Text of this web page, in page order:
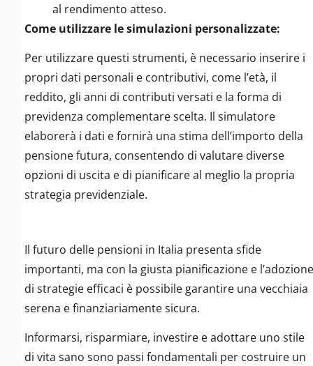
al rendimento atteso.
Come utilizzare le simulazioni personalizzate:
Per utilizzare questi strumenti, è necessario inserire i
propri dati personali e contributivi, come l’età, il
reddito, gli anni di contributi versati e la forma di
previdenza complementare scelta. Il simulatore
elaborerà i dati e fornirà una stima dell’importo della
pensione futura, consentendo di valutare diverse
opzioni di uscita e di pianificare al meglio la propria
strategia previdenziale.
Il futuro delle pensioni in Italia presenta sfide
importanti, ma con la giusta pianificazione e l’adozione
di strategie efficaci è possibile garantire una vecchiaia
serena e finanziariamente sicura.
Informarsi, risparmiare, investire e adottare uno stile
di vita sano sono passi fondamentali per costruire un